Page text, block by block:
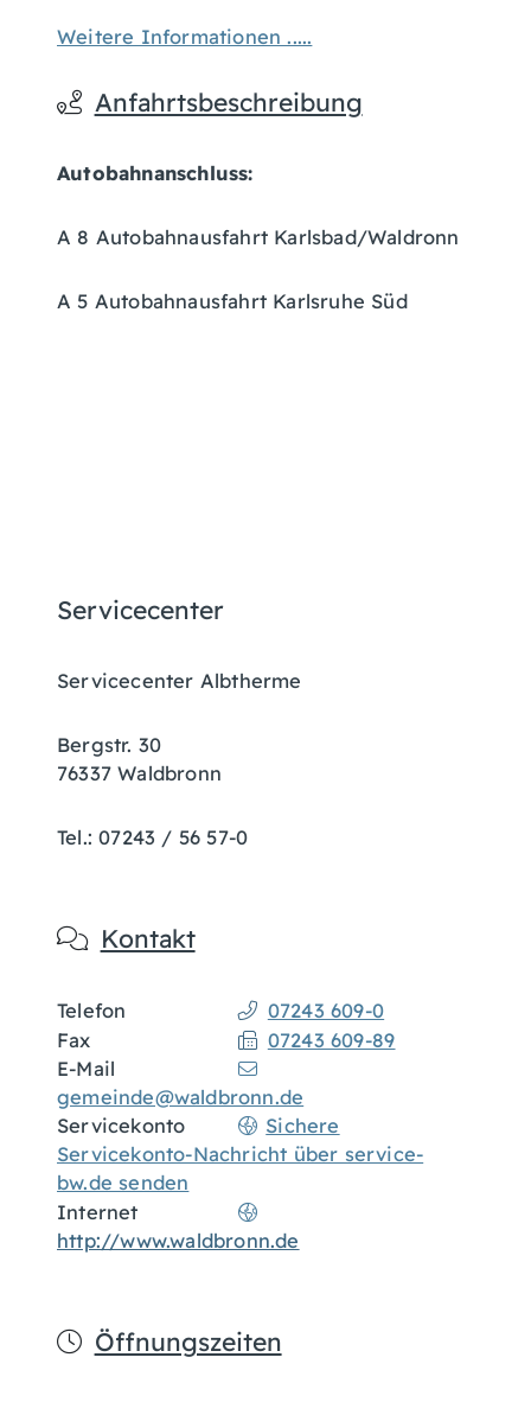
Weitere Informationen .....
Anfahrtsbeschreibung
Autobahnanschluss:
A 8 Autobahnausfahrt Karlsbad/Waldronn
A 5 Autobahnausfahrt Karlsruhe Süd
Servicecenter
Servicecenter Albtherme
Bergstr. 30
76337 Waldbronn
Tel.: 07243 / 56 57-0
Kontakt
Telefon
07243 609-0
Fax
07243 609-89
E-Mail
gemeinde@waldbronn.de
Servicekonto
Sichere
Servicekonto-Nachricht über service-
bw.de senden
Internet
http://www.waldbronn.de
Öffnungszeiten